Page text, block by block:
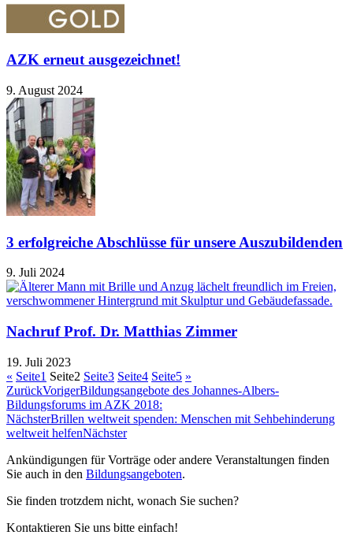
AZK erneut ausgezeichnet!
9. August 2024
3 erfolgreiche Abschlüsse für unsere Auszubildenden
9. Juli 2024
Nachruf Prof. Dr. Matthias Zimmer
19. Juli 2023
« Seite1 Seite2 Seite3 Seite4 Seite5 »
ZurückVorigerBildungsangebote des Johannes-Albers-
Bildungsforums im AZK 2018:
NächsterBrillen weltweit spenden: Menschen mit Sehbehinderung
weltweit helfenNächster
Ankündigungen für Vorträge oder andere Veranstaltungen finden
Sie auch in den Bildungsangeboten.
Sie finden trotzdem nicht, wonach Sie suchen?
Kontaktieren Sie uns bitte einfach!